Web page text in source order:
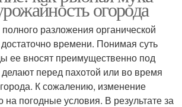
огорода
разложения органической
времени. Понимая суть
ее вносят преимущественно под
перед пахотой или во время
К сожалению, изменение
на погодные условия. В результате за